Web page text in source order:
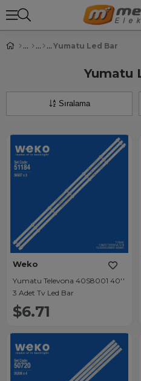
Yumatu Led Bar
Yumatu
Sıralama
Weko
Yumatu Televona 40S8001 40''
3 Adet Tv Led Bar
$6.71